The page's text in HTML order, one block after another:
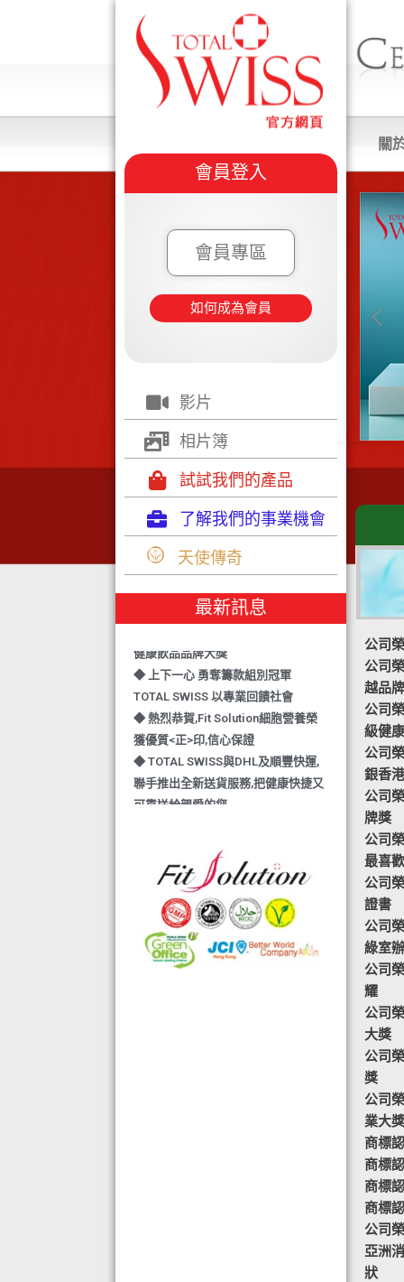
會員登入
會員專區
如何成為會員
影片
相片簿
試試我們的產品
了解我們的事業機會
天使傳奇
最新訊息
◆ TOTAL SWISS 勇奪 亞洲知識管理
學院 3項殊榮
◆ 熱烈恭賀-TOTAL SWISS 1日連奪2
獎,中銀香港環保優秀企業證書及星級
◆ 上下一心 勇奪籌款組別冠軍
TOTAL SWISS 以專業回饋社會
◆ 熱烈恭賀,Fit Solution細胞營養榮
獲優質<正>印,信心保證
◆ TOTAL SWISS與DHL及順豐快運,
聯手推出全新送貨服務,把健康快捷又
可靠送給親愛的您
可的香港標準及檢定中心測試,證明符
合香港食品標準,不含重金屬,農藥,細
菌,並頒發香港優質正印.
◆ 熱烈恭賀,FIT SOLUTION細胞營養
榮獲澳門廚皇協會頒發-我最喜愛的健
康飲品金獎
關
公司
公司
越品
公司
級健
公司
銀香
公司
牌獎
公司
最喜
公司
證書
公司
綠室
公司
耀
公司
大獎
公司
獎
公司
業大獎
商標
商標
商標
商標
公司
亞洲
狀